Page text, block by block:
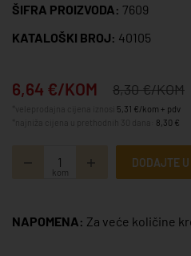
ŠIFRA PROIZVODA: 7609
KATALOŠKI BROJ: 40105
6,64 €/KOM 8,30 €/KOM
5,31 €/kom + pdv
8,30 €
kom
DODAJTE
NAPOMENA: Za veće količine